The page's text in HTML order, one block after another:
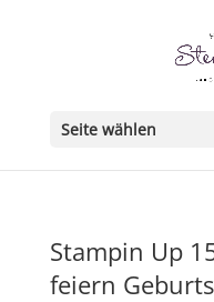
Seite wählen
Stampin Up
feiern